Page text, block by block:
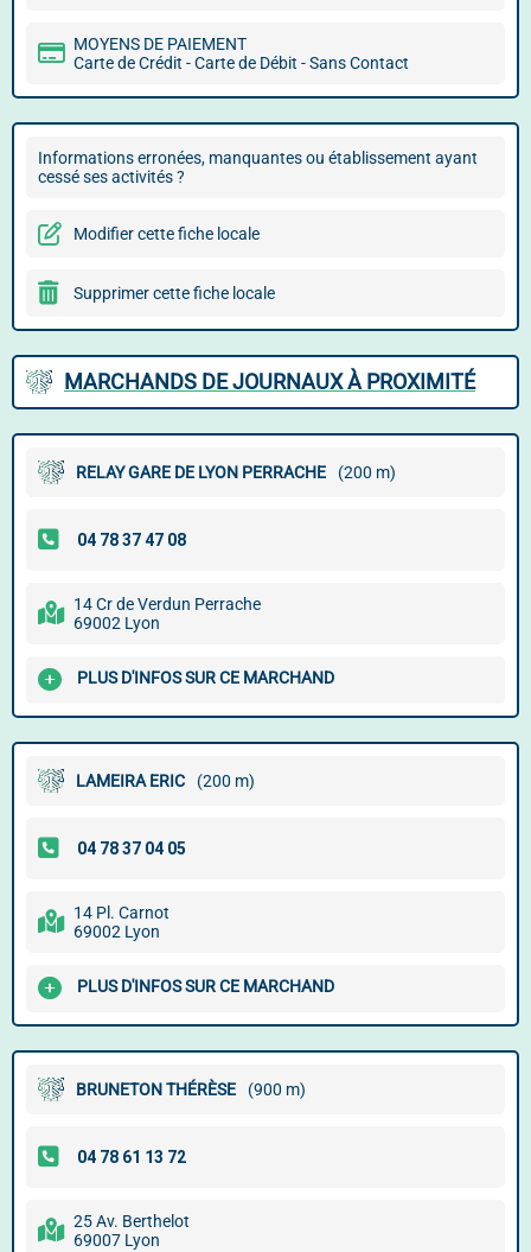
MOYENS DE PAIEMENT
Carte de Crédit - Carte de Débit - Sans Contact
Informations erronées, manquantes ou établissement ayant
cessé ses activités ?
Modifier cette fiche locale
Supprimer cette fiche locale
MARCHANDS DE JOURNAUX À PROXIMITÉ
RELAY GARE DE LYON PERRACHE (200 m)
14 Cr de Verdun Perrache
69002 Lyon
PLUS D'INFOS SUR CE MARCHAND
LAMEIRA ERIC (200 m)
14 Pl. Carnot
69002 Lyon
PLUS D'INFOS SUR CE MARCHAND
BRUNETON THÉRÈSE (900 m)
25 Av. Berthelot
69007 Lyon